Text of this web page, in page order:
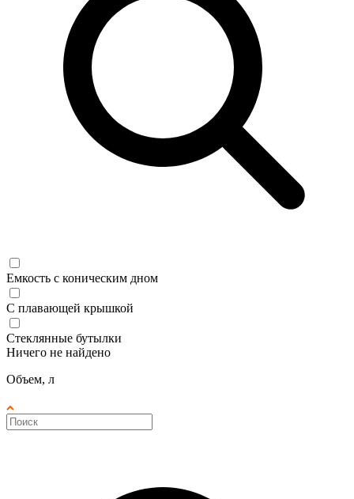
Емкость с коническим дном
С плавающей крышкой
Стеклянные бутылки
Ничего не найдено
Объем, л